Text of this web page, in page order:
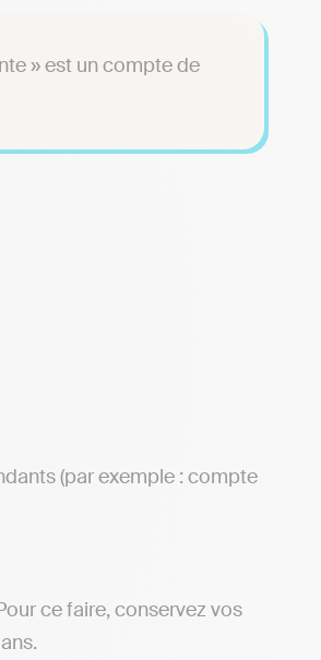
» est un compte de
(par exemple : compte
ce faire, conservez vos